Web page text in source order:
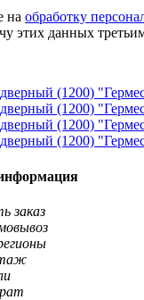
на обработку
этих данных
заказ